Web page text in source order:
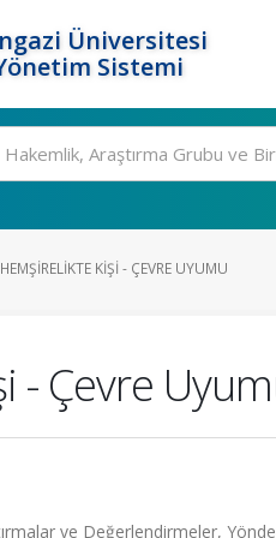
Üniversitesi
Sistemi
HEMŞIRELIKTE KIŞI - ÇEVRE UYUMU
- Çevre
ve Değerlendirmeler,